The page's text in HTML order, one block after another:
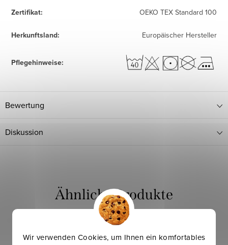
Wir verwenden Cookies, um Ihnen ein komfortables
Zertifikat: OEKO TEX Standard 100
Herkunftsland: Europäischer Hersteller
Pflegehinweise:
Bewertung
Diskussion
Mehr für weniger